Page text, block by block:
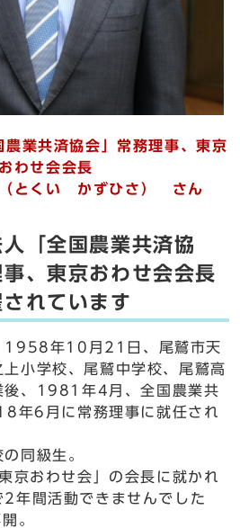
農業共済協会」常務理事、東京
おわせ会会長
くい かずひさ） さん
「全国農業共済協
、東京おわせ会会長
れています
1958年10月21日、尾鷲市天
小学校、尾鷲中学校、尾鷲高
後、1981年4月、全国農業共
年6月に常務理事に就任され
同級生。
おわせ会」の会長に就かれ
2年間活動できませんでした
。